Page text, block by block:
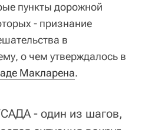
пункты дорожной
- признание
в
о чем утверждалось в
Макларена.
- один из шагов,